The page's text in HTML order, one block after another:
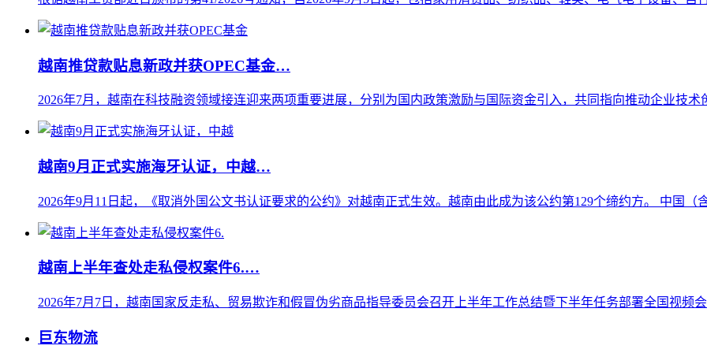
越南推贷款贴息新政并获OPEC基金…
2026年7月，越南在科技融资领域接连迎来两项重要进展，分别为国内政策激励与国际资金引入，共同指向推动企业技术
越南9月正式实施海牙认证，中越…
2026年9月11日起，《取消外国公文书认证要求的公约》对越南正式生效。越南由此成为该公约第129个缔约方。 中国（
越南上半年查处走私侵权案件6.…
2026年7月7日，越南国家反走私、贸易欺诈和假冒伪劣商品指导委员会召开上半年工作总结暨下半年任务部署全国视频
巨东物流